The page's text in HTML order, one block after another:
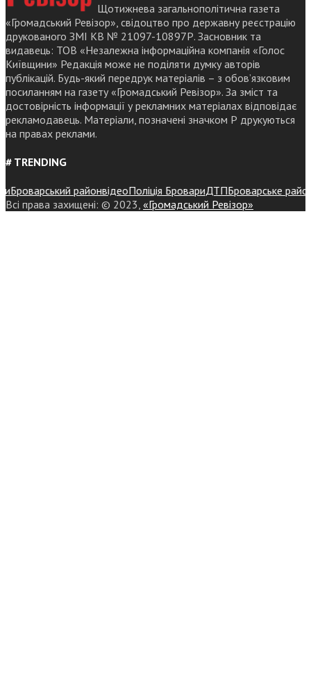
Щотижнева загальнополітична газета
«Громадський Ревізор», свідоцтво про державну реєстрацію
друкованого ЗМІ КВ № 21097-10897Р. Засновник та
видавець: ТОВ «Незалежна інформаційна компанія «Голос
Київщини» Редакція може не поділяти думку авторів
публікацій. Будь-який передрук матеріалів – з обов’язковим
посиланням на газету «Громадський Ревізор». За зміст та
достовірність інформації у рекламних матеріалах відповідає
рекламодавець. Матеріали, позначені значком Р друкуються
на правах реклами.
# TRENDING
районвідеоПоліція БровариДТПБроварське районне
Всі права захищені: © 2023, «Громадський Ревізор»